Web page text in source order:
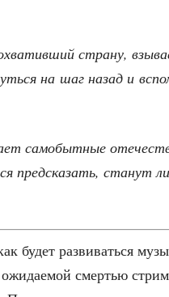
стра­ну,
на шаг назад и
само­быт­ные
пред­ска­зать, ста­нут
будет раз­ви­вать­ся
смер­тью